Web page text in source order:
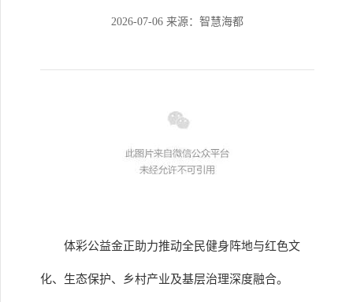
2026-07-06 来源：智慧海都
体彩公益金正助力推动全民健身阵地与红色文
化、生态保护、乡村产业及基层治理深度融合。